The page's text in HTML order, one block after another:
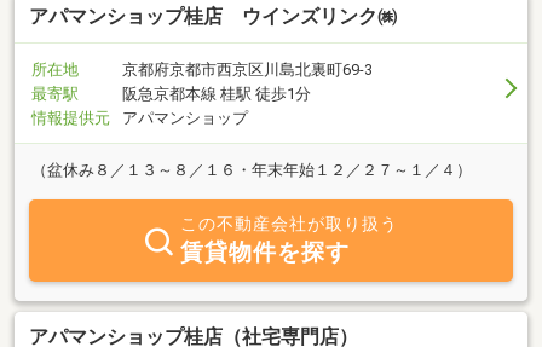
もございます。売買に限らず、相続、空き家対策など不動産のこと
い。
アパマンショップ桂店 ウインズリンク㈱
所在地
京都府京都市西京区川島北裏町69-3
最寄駅
阪急京都本線 桂駅 徒歩1分
情報提供元
アパマンショップ
（盆休み８／１３～８／１６・年末年始１２／２７～１／４）
この不動産会社が取り扱う
賃貸物件を探す
アパマンショップ桂店（社宅専門店）